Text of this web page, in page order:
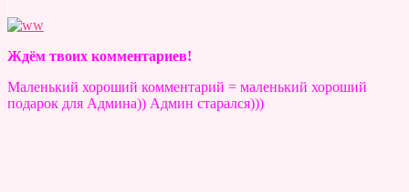
Ждём твоих комментариев!
Маленький хороший комментарий = маленький хороший
подарок для Админа)) Админ старался)))